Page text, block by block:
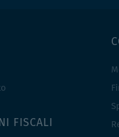
FISCALI